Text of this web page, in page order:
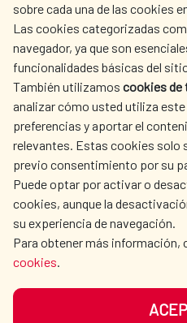
sobre cada una de las cookies
Las cookies categorizadas
navegador, ya que son
funcionalidades básicas del
También utilizamos cookies de
analizar cómo usted utiliza
preferencias y aportar el
relevantes. Estas cookies solo
previo consentimiento por su
Puede optar por activar o
cookies, aunque la
su experiencia de navegación.
Para obtener más información,
cookies.
AECID
L'ACTION HUMANITAIRE
ESPAGNOLE
CULTURE ET SCIENCE
NOS RÉSEAUX SOCIAUX